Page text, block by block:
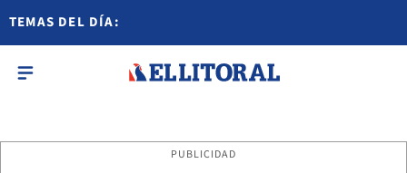
TEMAS DEL DÍA:
PUBLICIDAD